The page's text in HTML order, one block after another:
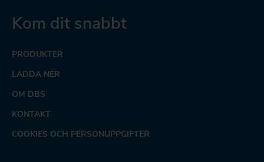
Kom dit snabbt
PRODUKTER
LADDA NER
OM DBS
KONTAKT
COOKIES OCH PERSONUPPGIFTER